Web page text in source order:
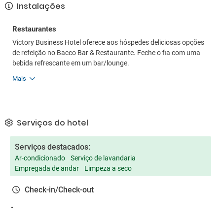
Instalações
Restaurantes
Victory Business Hotel oferece aos hóspedes deliciosas opções
de refeição no Bacco Bar & Restaurante. Feche o fia com uma
bebida refrescante em um bar/lounge.
Mais
Serviços do hotel
Serviços destacados:
Ar-condicionado
Serviço de lavandaria
Empregada de andar
Limpeza a seco
Check-in/Check-out